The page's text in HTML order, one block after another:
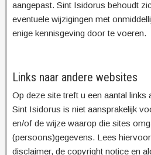
aangepast. Sint Isidorus behoudt
eventuele wijzigingen met
enige kennisgeving door te voeren.
Links naar andere websites
Op deze site treft u een aantal links
Sint Isidorus is niet aansprakelijk
en/of de wijze waarop die sites
(persoons)gegevens. Lees
disclaimer, de copyright notice en